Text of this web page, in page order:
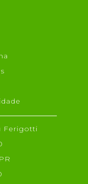
Ferigotti